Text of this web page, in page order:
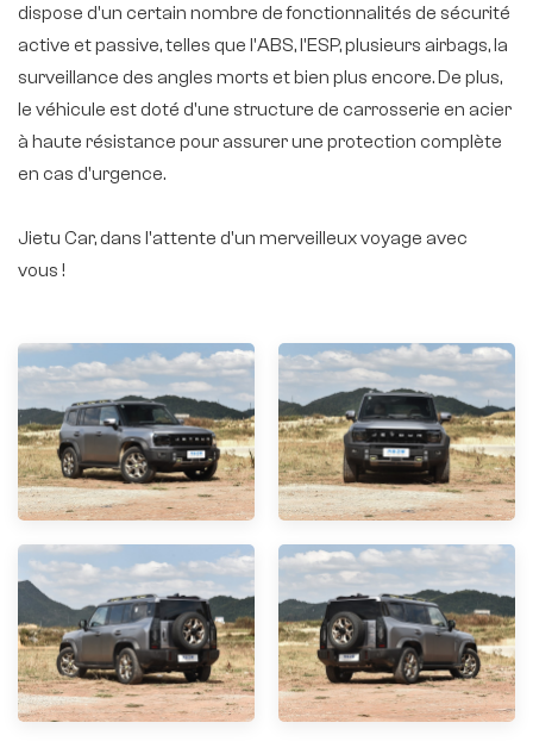
dispose d'un certain nombre de fonctionnalités de sécurité
active et passive, telles que l'ABS, l'ESP, plusieurs airbags, la
surveillance des angles morts et bien plus encore. De plus,
le véhicule est doté d'une structure de carrosserie en acier
à haute résistance pour assurer une protection complète
en cas d'urgence.
Jietu Car, dans l'attente d'un merveilleux voyage avec
vous !